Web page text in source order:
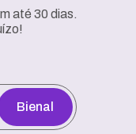
até 30 dias.
Bienal